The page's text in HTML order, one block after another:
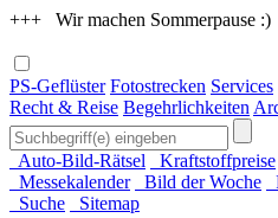
+++ Wir machen Sommerpause
PS-Geflüster Fotostrecken Services
Recht & Reise Begehrlichkeiten
Auto-Bild-Rätsel Kraftstoffpreise
Messekalender
Bild der Woche
Suche
Sitemap